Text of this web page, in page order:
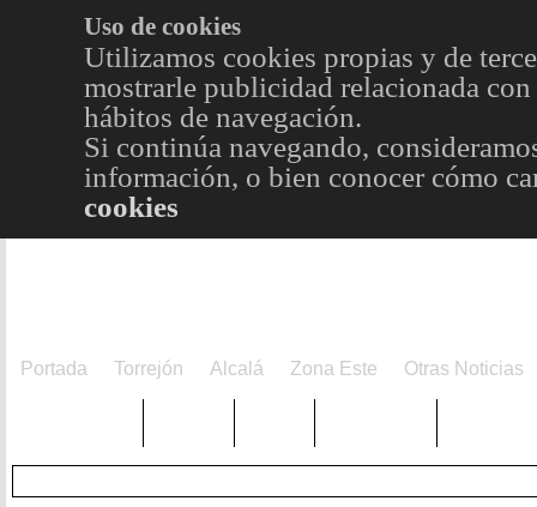
Uso de cookies
Utilizamos cookies propias y de
mostrarle publicidad relacionada
hábitos de navegación.
Si continúa navegando,
información, o bien conocer cómo
cookies
Portada Torrejón Alcalá Zona Este Otras Noticias